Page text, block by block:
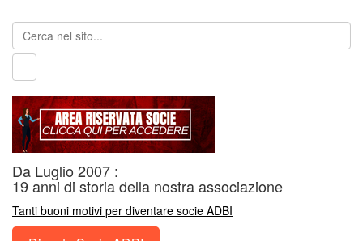
Da Luglio 2007 :
19 anni di storia della nostra associazione
Tanti buoni motivi per diventare socie ADBI